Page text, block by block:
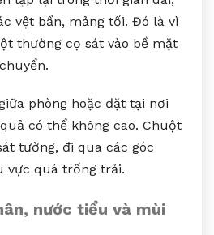
vệt bẩn, mảng tối. Đó là vì
thường cọ sát vào bề mặt
phòng hoặc đặt tại nơi
có thể không cao. Chuột
tường, đi qua các góc
vực quá trống trải.
nước tiểu và mùi